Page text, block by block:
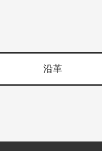
沿革